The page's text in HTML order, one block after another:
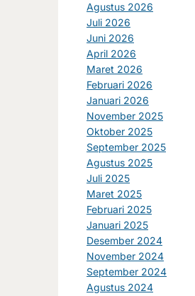
Agustus 2026
Juli 2026
Juni 2026
April 2026
Maret 2026
Februari 2026
Januari 2026
November 2025
Oktober 2025
September 2025
Agustus 2025
Juli 2025
Maret 2025
Februari 2025
Januari 2025
Desember 2024
November 2024
September 2024
Agustus 2024